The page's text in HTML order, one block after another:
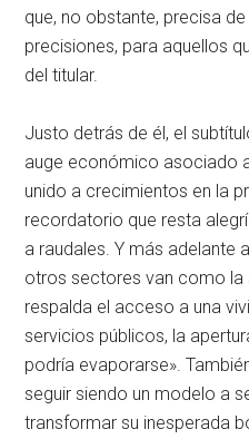
que, no obstante, precisa
precisiones, para aquellos
del titular.
Justo detrás de él, el
auge económico asociado
unido a crecimientos en la
recordatorio que resta
a raudales. Y más adelante
otros sectores van como la
respalda el acceso a una
servicios públicos, la
podría evaporarse».
seguir siendo un modelo a
transformar su inesperada